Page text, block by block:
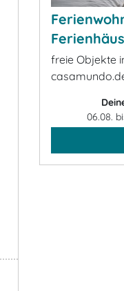
freie Objekte
06.08.